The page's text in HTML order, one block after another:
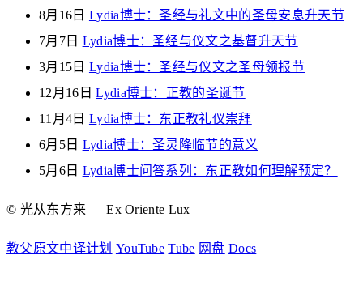
8月16日 Lydia博士：圣经与礼文中的圣母安息升天节
7月7日 Lydia博士：圣经与仪文之基督升天节
3月15日 Lydia博士：圣经与仪文之圣母领报节
12月16日Lydia博士：正教的圣诞节
11月4日 Lydia博士：东正教礼仪崇拜
6月5日 Lydia博士：圣灵降临节的意义
5月6日 Lydia博士问答系列：东正教如何理解预定？
© 光从东方来 — Ex Oriente Lux
教父原文中译计划 YouTube Tube 网盘 Docs